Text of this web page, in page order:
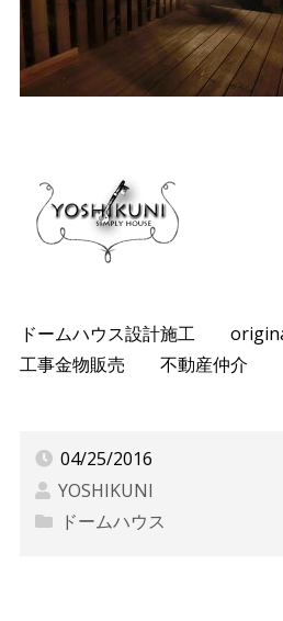
ドームハウス設計施工
工事金物販売 不動産仲介
04/25/2016
YOSHIKUNI
ドームハウス